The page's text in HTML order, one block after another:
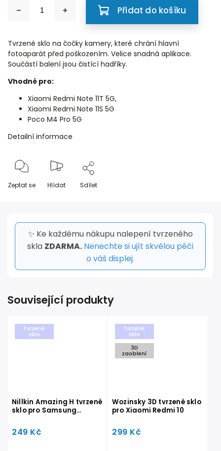
Přidat do košíku
Tvrzené sklo na čočky kamery, které chrání hlavní
fotoaparát před poškozením. Velice snadná aplikace.
Součástí balení jsou čistící hadříky.
Vhodné pro:
Xiaomi Redmi Note 11T 5G,
Xiaomi Redmi Note 11S 5G
Poco M4 Pro 5G
Detailní informace
Zeptat se Hlídat Sdílet
✨ Ke každému nákupu nalepení tvrzeného
skla ZDARMA. Nenechte si ujít skvělou péči
o váš displej.
Související produkty
Tvrzené
sklo
Nillkin Amazing H tvrzené
sklo pro Samsung
249 Kč
Tvrzené
sklo
3D
zaoblení
Wozinsky 3D tvrzené sklo
pro Xiaomi Redmi 10
299 Kč